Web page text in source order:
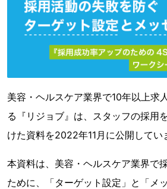
美容・ヘルスケア業界で10年以上求
る『リジョブ』は、スタッフの採用
けた資料を2022年11月に公開してい
本資料は、美容・ヘルスケア業界で
ために、「ターゲット設定」と「メ